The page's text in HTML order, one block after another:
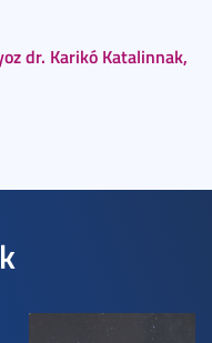
dr. Karikó Katalinnak,